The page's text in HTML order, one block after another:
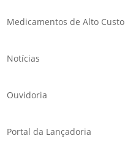
Medicamentos de Alto Custo
Notícias
Ouvidoria
Portal da Lançadoria